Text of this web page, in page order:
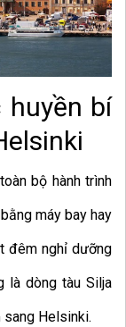
bí
bộ hành trình
máy bay hay
đêm nghỉ dưỡng
là dòng tàu Silja
Helsinki.